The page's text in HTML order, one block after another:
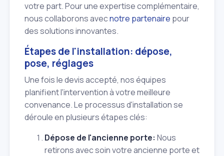
votre part. Pour une expertise complémentaire,
nous collaborons avecnotre partenaire pour
des solutions innovantes.
Étapes de l'installation: dépose,
pose, réglages
Une fois le devis accepté, nos équipes
planifient l'intervention à votre meilleure
convenance. Le processus d'installation se
déroule en plusieurs étapes clés:
Dépose de l'ancienne porte: Nous
retirons avec soin votre ancienne porte et